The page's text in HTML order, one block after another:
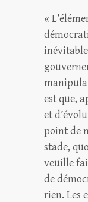
«
est que,
et
point de
stade,
veuille
de
rien. Les